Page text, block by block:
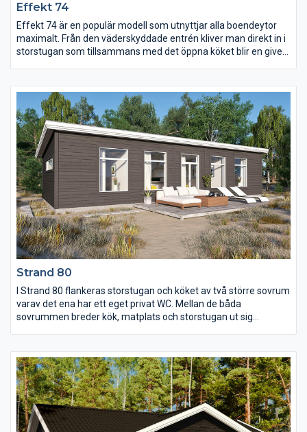
Effekt 74
Effekt 74 är en populär modell som utnyttjar alla boendeytor
maximalt. Från den väderskyddade entrén kliver man direkt in i
storstugan som tillsammans med det öppna köket blir en given
finns det inte mycket mer att önska av ett fritidshus.
Strand 80
I Strand 80 flankeras storstugan och köket av två större sovrum
varav det ena har ett eget privat WC. Mellan de båda
sovrummen breder kök, matplats och storstugan ut sig
kombifönstren ger ett härligt ljusinsläpp.